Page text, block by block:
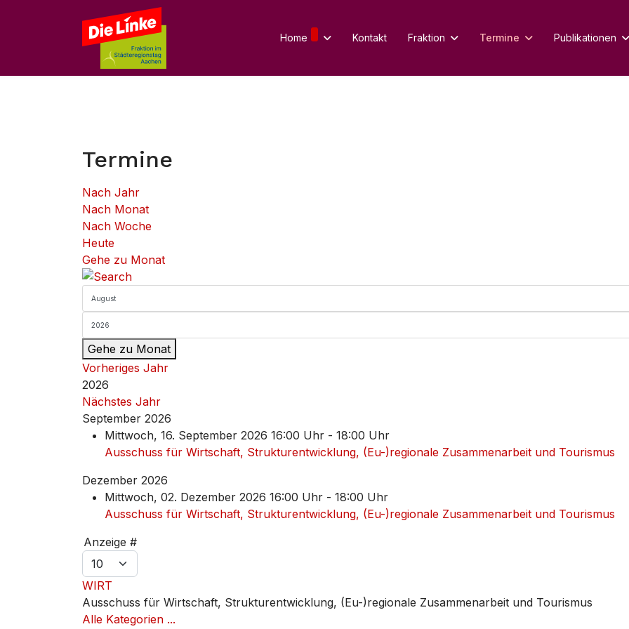
Home Kontakt Fraktion Termine Publikationen
Termine
Nach Jahr
Nach Monat
Nach Woche
Heute
Gehe zu Monat
Gehe zu Monat
Vorheriges Jahr
2026
Nächstes Jahr
September 2026
Mittwoch, 16. September 2026 16:00 Uhr - 18:00 Uhr
Ausschuss für Wirtschaft, Strukturentwicklung, (Eu-)regionale Zusammenarbeit und Tourismus
Dezember 2026
Mittwoch, 02. Dezember 2026 16:00 Uhr - 18:00 Uhr
Ausschuss für Wirtschaft, Strukturentwicklung, (Eu-)regionale Zusammenarbeit und Tourismus
Limite der Paginierungsliste
Anzeige #
WIRT
Ausschuss für Wirtschaft, Strukturentwicklung, (Eu-)regionale Zusammenarbeit und Tourismus
Alle Kategorien ...